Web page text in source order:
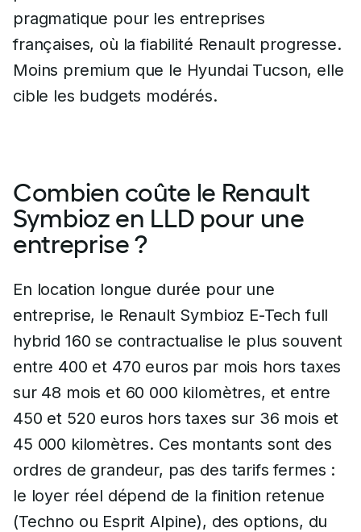
pragmatique pour les entreprises
françaises, où la fiabilité Renault progresse.
Moins premium que le Hyundai Tucson, elle
cible les budgets modérés.
Combien coûte le Renault
Symbioz en LLD pour une
entreprise ?
En location longue durée pour une
entreprise, le Renault Symbioz E-Tech full
hybrid 160 se contractualise le plus souvent
entre 400 et 470 euros par mois hors taxes
sur 48 mois et 60 000 kilomètres, et entre
450 et 520 euros hors taxes sur 36 mois et
45 000 kilomètres. Ces montants sont des
ordres de grandeur, pas des tarifs fermes :
le loyer réel dépend de la finition retenue
(Techno ou Esprit Alpine), des options, du